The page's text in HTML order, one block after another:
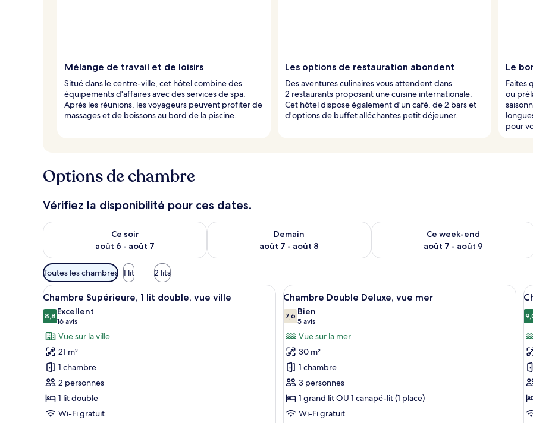
Mélange de travail et de loisirs
Situé dans le centre-ville, cet hôtel combine des
équipements d'affaires avec des services de spa.
Après les réunions, les voyageurs peuvent profiter de
massages et de boissons au bord de la piscine.
Les options de restauration abondent
Des aventures culinaires vous attendent dans
2 restaurants proposant une cuisine internationale.
Cet hôtel dispose également d'un café, de 2 bars et
d'options de buffet alléchantes petit déjeuner.
Le
Faites
ou
pour
Options de chambre
Vérifiez la disponibilité pour ces dates.
Ce soir
août 6 - août 7
Vérifier la disponibilité pour ce soir août 6 - août 7
Demain
août 7 - août 8
Vérifier la disponibilité pour demain août 7 - août 8
Ce week-end
août 7 - août 9
Vérifier la disponibilité pour ce week-
Filtres
disponibles
pour
les
chambres
Toutes les chambres 1 lit 2 lits
Afficher
toutes
les
photos
pour
ce
type
de
chambre :
Chambre
Chambre Supérieure, 1 lit double, vue ville | Coin séjour | Télévision LCD de 32 pouces avec chaînes par
7
Chambre Supérieure, 1 lit double, vue ville
8,88,8 sur 10
Excellent
16 avis
(16 avis)
Vue sur la ville
21 m²
1 chambre
2 personnes
1 lit double
Wi-Fi gratuit
Afficher
toutes
les
photos
pour
ce
type
de
chambre :
Chambre
Une chambre d’hôtel avec un lit, un
5
Chambre Double Deluxe, vue mer
7,67,6 sur 10
Bien
5 avis
(5 avis)
Vue sur la mer
30 m²
1 chambre
3 personnes
1 grand lit OU 1 canapé-lit (1 place)
Wi-Fi gratuit